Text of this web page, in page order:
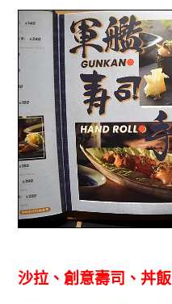
沙拉、創意壽司、丼飯